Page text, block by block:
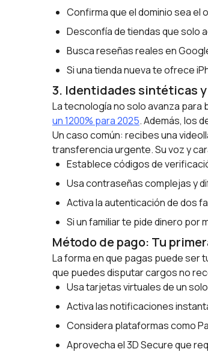
Confirma que el dominio sea el
Desconfía de tiendas que solo
Busca reseñas reales en
Si una tienda nueva te ofrece
3. Identidades sintéticas
La tecnología no solo avanza
un 1200% para 2025. Además, los
Un caso común: recibes una
transferencia urgente. Su voz y
Establece códigos de
Usa contraseñas complejas y
Activa la autenticación de dos
Si un familiar te pide dinero por
Método de pago: Tu
La forma en que pagas puede ser
que puedes disputar cargos no
Usa tarjetas virtuales de un
Activa las notificaciones
Considera plataformas como
Aprovecha el 3D Secure que